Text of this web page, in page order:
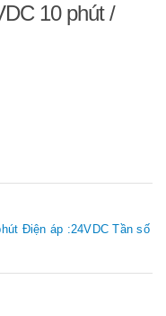
10 phút /
Điện áp :24VDC Tần số